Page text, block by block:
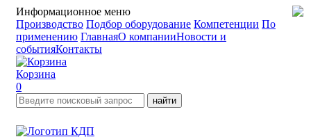
Информационное меню
Производство Подбор оборудование Компетенции По
применению ГлавнаяО компанииНовости и
событияКонтакты
Корзина
0
найти